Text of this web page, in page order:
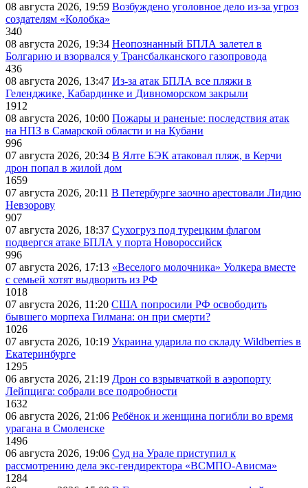
08 августа 2026, 19:59 Возбуждено уголовное дело из-за угроз
создателям «Колобка»
340
08 августа 2026, 19:34 Неопознанный БПЛА залетел в
Болгарию и взорвался у Трансбалканского газопровода
436
08 августа 2026, 13:47 Из-за атак БПЛА все пляжи в
Геленджике, Кабардинке и Дивноморском закрыли
1912
08 августа 2026, 10:00 Пожары и раненые: последствия атак
на НПЗ в Самарской области и на Кубани
996
07 августа 2026, 20:34 В Ялте БЭК атаковал пляж, в Керчи
дрон попал в жилой дом
1659
07 августа 2026, 20:11 В Петербурге заочно арестовали Лидию
Невзорову
907
07 августа 2026, 18:37 Сухогруз под турецким флагом
подвергся атаке БПЛА у порта Новороссийск
996
07 августа 2026, 17:13 «Веселого молочника» Уолкера вместе
с семьей хотят выдворить из РФ
1018
07 августа 2026, 11:20 США попросили РФ освободить
бывшего морпеха Гилмана: он при смерти?
1026
07 августа 2026, 10:19 Украина ударила по складу Wildberries в
Екатеринбурге
1295
06 августа 2026, 21:19 Дрон со взрывчаткой в аэропорту
Лейпцига: собрали все подробности
1632
06 августа 2026, 21:06 Ребёнок и женщина погибли во время
урагана в Смоленске
1496
06 августа 2026, 19:06 Суд на Урале приступил к
рассмотрению дела экс-гендиректора «ВСМПО-Ависма»
1284